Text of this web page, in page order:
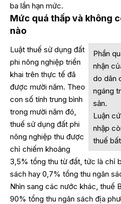
ba lần hạn mức.
Mức quá thấp và không
nào
Phần
nhận
do dân
ngáng
sản.
Luận
nhập
thuế
Luật thuế sử dụng đất
phi nông nghiệp triển
khai trên thực tế đã
được mười năm. Theo
con số tính trung bình
trong mười năm đó,
thuế sử dụng đất phi
nông nghiệp thu được
chỉ chiếm khoảng
3,5% tổng thu từ đất, tức là chỉ
sách hay 0,7% tổng thu ngân
Nhìn sang các nước khác, thuế
90% tổng thu ngân sách địa